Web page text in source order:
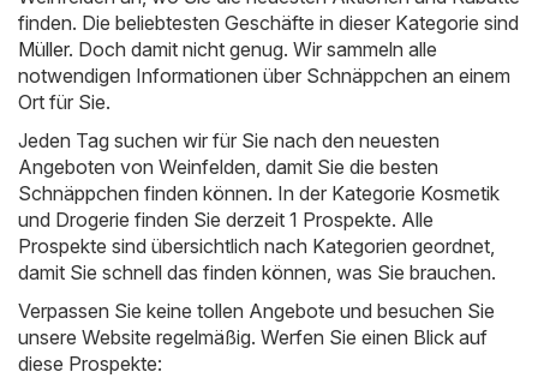
finden. Die beliebtesten Geschäfte in dieser Kategorie sind
Müller. Doch damit nicht genug. Wir sammeln alle
notwendigen Informationen über Schnäppchen an einem
Ort für Sie.
Jeden Tag suchen wir für Sie nach den neuesten
Angeboten von Weinfelden, damit Sie die besten
Schnäppchen finden können. In der Kategorie Kosmetik
und Drogerie finden Sie derzeit 1 Prospekte. Alle
Prospekte sind übersichtlich nach Kategorien geordnet,
damit Sie schnell das finden können, was Sie brauchen.
Verpassen Sie keine tollen Angebote und besuchen Sie
unsere Website regelmäßig. Werfen Sie einen Blick auf
diese Prospekte: